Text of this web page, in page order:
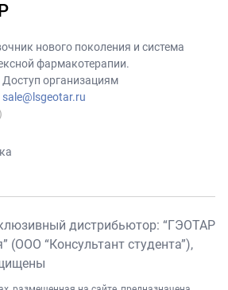
нового поколения и система
фармакотерапии.
Доступ организациям
sale@lsgeotar.ru
дистрибьютор: “ГЭОТАР
(ООО “Консультант студента”),